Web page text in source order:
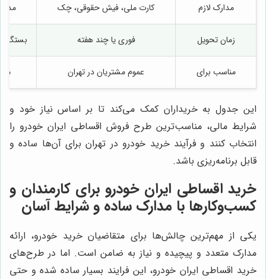
مدارک لازم کارت ملی، فیش حقوقی، چک
زمان تحویل فوری یا چند هفته بستگی
مناسب برای عموم مشتریان در تهران
این جدول به خریداران کمک می‌کند تا بر اساس نیاز خود و
شرایط مالی، مناسب‌ترین طرح فروش اقساطی ایران خودرو را
انتخاب کنند و فرآیند خرید خودرو در تهران برای آن‌ها ساده و
قابل برنامه‌ریزی باشد.
خرید اقساطی ایران خودرو برای کارمندان و
کسب‌وکارها با مدارک ساده و شرایط آسان
یکی از مهم‌ترین چالش‌ها برای متقاضیان خرید خودرو، ارائه
مدارک متعدد و پیچیده و نیاز به ضامن است. اما در طرح‌های
خرید اقساطی ایران خودرو، این فرایند بسیار ساده شده و حتی